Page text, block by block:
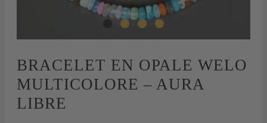
BRACELET EN OPALE WELO
MULTICOLORE – AURA
LIBRE
quantité
de
Bracelet
en
opale